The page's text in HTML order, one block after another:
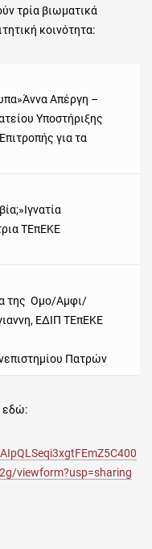
τρία βιωματικά
κοινότητα:
Απέργη –
Υποστήριξης
για τα
ΤΕπΕΚΕ
της Ομο/Αμφι/
ΕΔΙΠ ΤΕπΕΚΕ
Πατρών
εδώ:
viewform?usp=sharing